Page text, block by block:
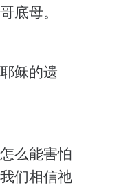
底母。
稣的遗
么能害怕
们相信祂